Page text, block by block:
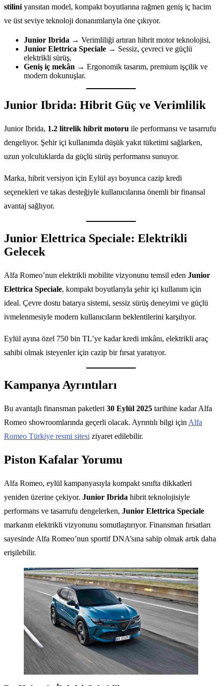
stilini yansıtan model, kompakt boyutlarına rağmen geniş iç hacim
ve üst seviye teknoloji donanımlarıyla öne çıkıyor.
Junior Ibrida → Verimliliği artıran hibrit motor teknolojisi,
Junior Elettrica Speciale → Sessiz, çevreci ve güçlü
elektrikli sürüş,
Geniş iç mekân → Ergonomik tasarım, premium işçilik ve
modern dokunuşlar.
Junior Ibrida: Hibrit Güç ve Verimlilik
Junior Ibrida, 1.2 litrelik hibrit motoru ile performansı ve tasarrufu
dengeliyor. Şehir içi kullanımda düşük yakıt tüketimi sağlarken,
uzun yolculuklarda da güçlü sürüş performansı sunuyor.
Marka, hibrit versiyon için Eylül ayı boyunca cazip kredi
seçenekleri ve takas desteğiyle kullanıcılarına önemli bir finansal
avantaj sağlıyor.
Junior Elettrica Speciale: Elektrikli
Gelecek
Alfa Romeo’nun elektrikli mobilite vizyonunu temsil eden Junior
Elettrica Speciale, kompakt boyutlarıyla şehir içi kullanım için
ideal. Çevre dostu batarya sistemi, sessiz sürüş deneyimi ve güçlü
ivmelenmesiyle modern kullanıcıların beklentilerini karşılıyor.
Eylül ayına özel 750 bin TL’ye kadar kredi imkânı, elektrikli araç
sahibi olmak isteyenler için cazip bir fırsat yaratıyor.
Kampanya Ayrıntıları
Bu avantajlı finansman paketleri 30 Eylül 2025 tarihine kadar Alfa
Romeo showroomlarında geçerli olacak. Ayrıntılı bilgi için Alfa
Romeo Türkiye resmi sitesi ziyaret edilebilir.
Piston Kafalar Yorumu
Alfa Romeo, eylül kampanyasıyla kompakt sınıfta dikkatleri
yeniden üzerine çekiyor. Junior Ibrida hibrit teknolojisiyle
performans ve tasarrufu dengelerken, Junior Elettrica Speciale
markanın elektrikli vizyonunu somutlaştırıyor. Finansman fırsatları
sayesinde Alfa Romeo’nun sportif DNA’sına sahip olmak artık daha
erişilebilir.